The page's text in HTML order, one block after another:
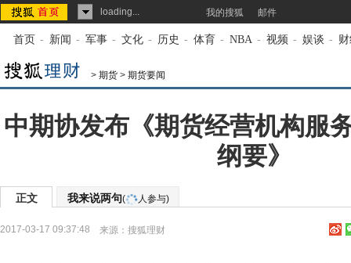
loading... 我的搜狐 邮件
首页 - 新闻 - 军事 - 文化 - 历史 - 体育 - NBA - 视频 - 娱谈 -
> 期货 > 期货要闻
中期协发布《期货经营机构服
纲要》
正文 我来说两句( 人参与)
2017-03-17 09:37:48 来源： 搜狐理财